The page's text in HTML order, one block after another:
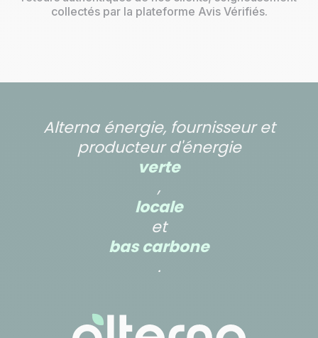
collectés par la plateforme Avis Vérifiés.
Alterna énergie, fournisseur et
producteur d'énergie
verte
,
locale
et
bas carbone
.